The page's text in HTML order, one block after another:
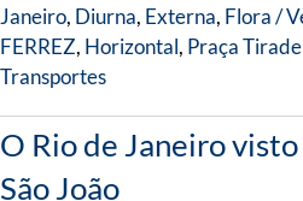
Janeiro, Diurna, Externa, Flora /
FERREZ, Horizontal, Praça
Transportes
O Rio de Janeiro
São João